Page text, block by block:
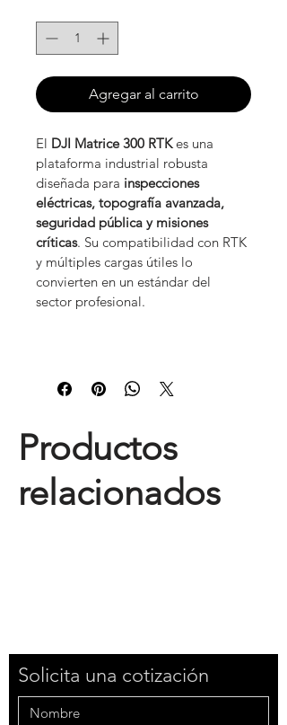
Agregar al carrito
El DJI Matrice 300 RTK es una
plataforma industrial robusta
diseñada para inspecciones
eléctricas, topografía avanzada,
seguridad pública y misiones
críticas. Su compatibilidad con RTK
y múltiples cargas útiles lo
convierten en un estándar del
sector profesional.
Productos
relacionados
Solicita una cotización
"Contáctanos"
Tap to chat